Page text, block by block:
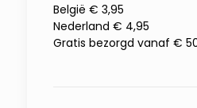
België € 3,95
Nederland € 4,95
Gratis bezorgd vanaf €